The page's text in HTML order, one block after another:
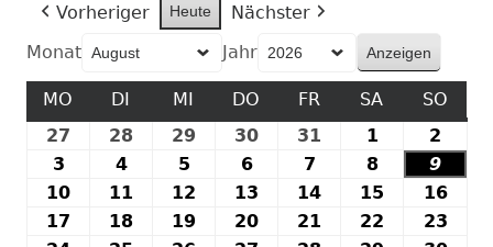
Vorheriger Heute
Nächster
Monat
Jahr
MO MONTAG
DI DIENSTAG
MI MITTWOCH
DO DONNERSTAG
FR FREITAG
SA SAMSTAG
SO
27
2026
28
2026
29
2026
30
2026
31
2026
1
August
2026
2
2026
3
August
2026
44.
August
2026
5
August
2026
66.
August
2026
7
August
2026
88.
August
2026
9
2026
10
August
11
August
12
August
13
August
14
August
15
August
1616.
17 18 19 20 21 22 23